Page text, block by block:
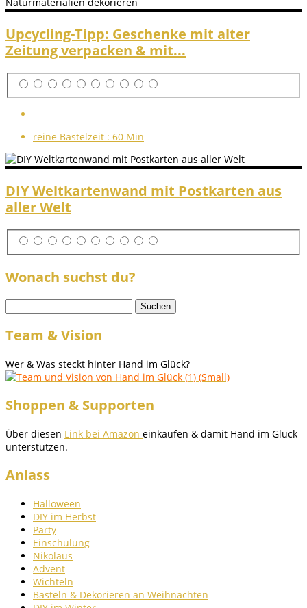
Upcycling-Tipp: Geschenke mit alter
Zeitung verpacken & mit...
reine Bastelzeit : 60 Min
DIY Weltkartenwand mit Postkarten aus
aller Welt
Wonach suchst du?
nach:
Team & Vision
Wer & Was steckt hinter Hand im Glück?
Shoppen & Supporten
Über diesen Link bei Amazon einkaufen & damit Hand im Glück
unterstützen.
Anlass
Halloween
DIY im Herbst
Party
Einschulung
Nikolaus
Advent
Wichteln
Basteln & Dekorieren an Weihnachten